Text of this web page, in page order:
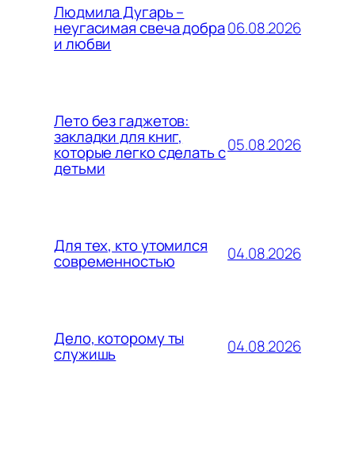
Людмила Дугарь –
неугасимая свеча добра
и любви
06.08.2026
Лето без гаджетов:
закладки для книг,
которые легко сделать с
детьми
05.08.2026
Для тех, кто утомился
современностью 04.08.2026
Дело, которому ты
служишь 04.08.2026